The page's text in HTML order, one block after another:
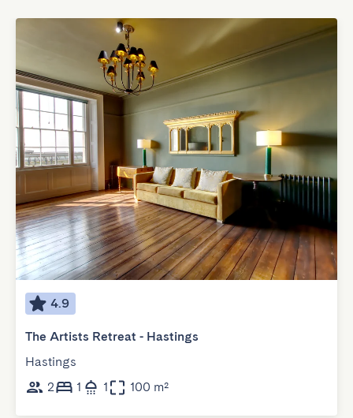
4.9
The Artists Retreat - Hastings
Hastings
2
1 1 100 m²